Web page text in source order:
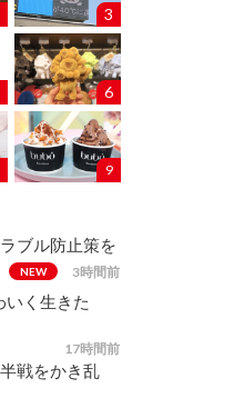
3
6
9
ブル防止策を
NEW 3時間前
いく生きた
17時間前
戦をかき乱